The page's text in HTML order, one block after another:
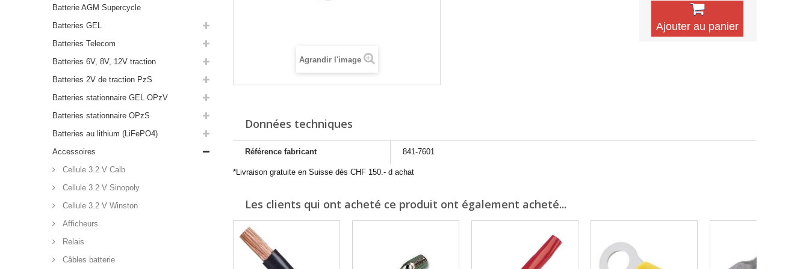
Batterie AGM Supercycle
Batteries GEL
Batteries Telecom
Batteries 6V, 8V, 12V traction
Batteries 2V de traction PzS
Batteries stationnaire GEL OPzV
Batteries stationnaire OPzS
Batteries au lithium (LiFePO4)
Accessoires
Cellule 3.2 V Calb
Cellule 3.2 V Sinopoly
Cellule 3.2 V Winston
Afficheurs
Relais
Câbles batterie
Agrandir l'image
Ajouter au panier
Données techniques
Référence fabricant 841-7601
*Livraison gratuite en Suisse dès CHF 150.- d achat
Les clients qui ont acheté ce produit ont également acheté...